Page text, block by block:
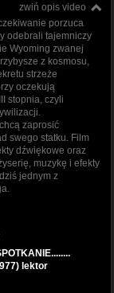
zwiń opis video
porzuca
odebrali tajemniczy
Wyoming zwanej
z kosmosu,
strzeże
oczekują
stopnia, czyli
zaprosić
swego statku. Film
dźwiękowe oraz
muzykę i efekty
jednym z
lektor